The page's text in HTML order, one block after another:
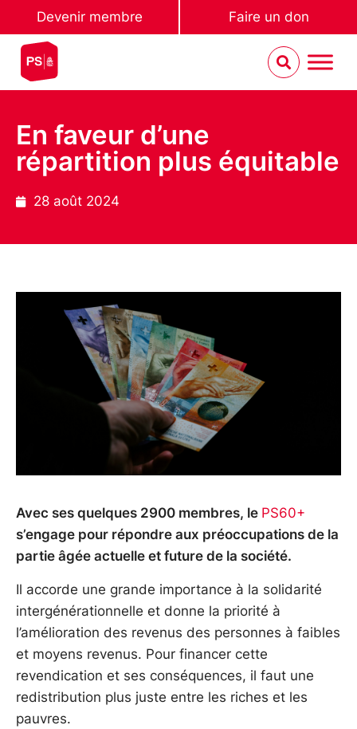
Devenir membre Faire un don
En faveur d’une
répartition plus équitable
28 août 2024
Avec ses quelques 2900 membres, le PS60+
s’engage pour répondre aux préoccupations de la
partie âgée actuelle et future de la société.
Il accorde une grande importance à la solidarité
intergénérationnelle et donne la priorité à
l’amélioration des revenus des personnes à faibles
et moyens revenus. Pour financer cette
revendication et ses conséquences, il faut une
redistribution plus juste entre les riches et les
pauvres.